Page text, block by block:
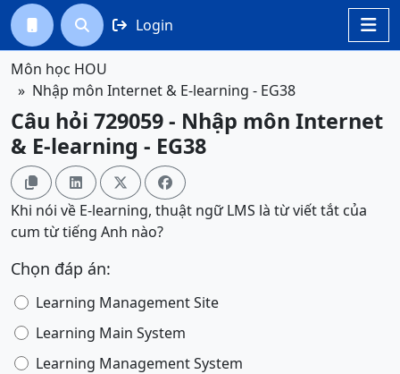

  Login
Môn học HOU
Nhập môn Internet & E-learning - EG38
Câu hỏi 729059 - Nhập môn Internet
& E-learning - EG38
   
Khi nói về E-learning, thuật ngữ LMS là từ viết tắt của
cum từ tiếng Anh nào?
Chọn đáp án:
Learning Management Site
Learning Main System
Learning Management System